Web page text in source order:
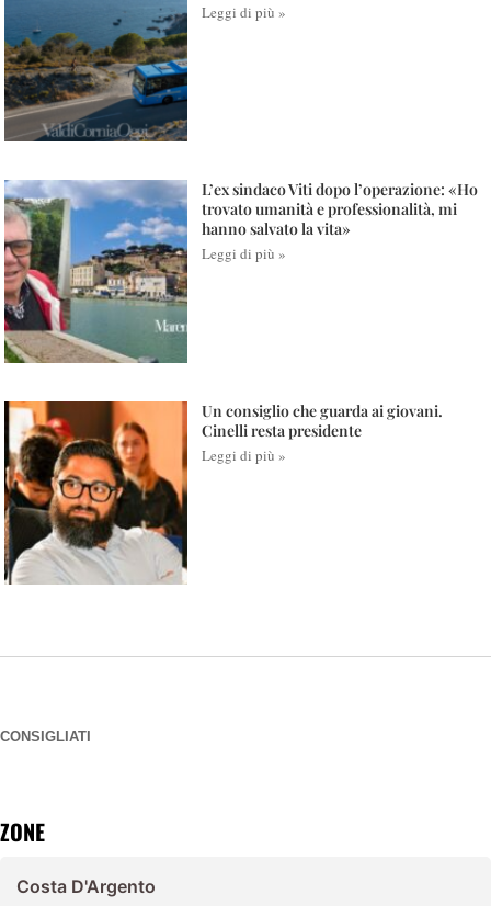
Leggi di più »
L’ex sindaco Viti dopo l’operazione: «Ho
trovato umanità e professionalità, mi
hanno salvato la vita»
Leggi di più »
Un consiglio che guarda ai giovani.
Cinelli resta presidente
Leggi di più »
CONSIGLIATI
ZONE
Costa D'Argento